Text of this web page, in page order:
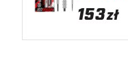
153zł